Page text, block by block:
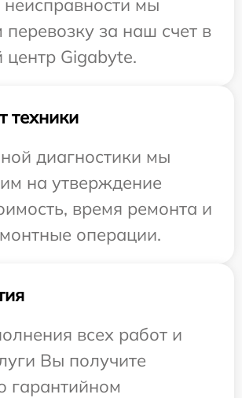
неисправности мы
перевозку за наш счет в
центр Gigabyte.
техники
диагностики мы
на утверждение
время ремонта и
операции.
всех работ и
Вы получите
гарантийном